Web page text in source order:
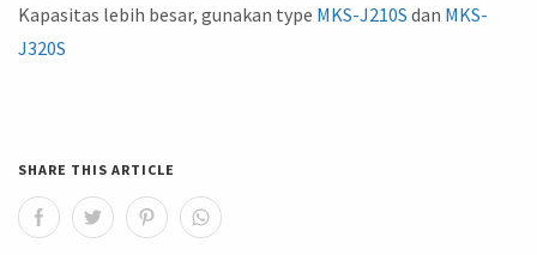
Kapasitas lebih besar, gunakan type MKS-J210S dan MKS-
J320S
SHARE THIS ARTICLE